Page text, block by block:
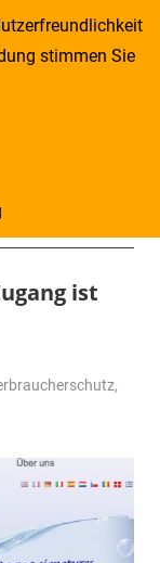
ist
,
stimmen Sie